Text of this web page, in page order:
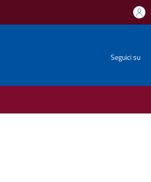
Seguici su